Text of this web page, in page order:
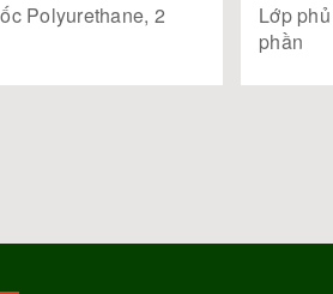
Polyurethane, 2
Lớp
phần